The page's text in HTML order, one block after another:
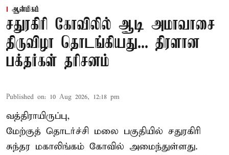
ஆன்மிகம்
சதுரகிரி கோவிலில் ஆடி அமாவாசை
திருவிழா தொடங்கியது... திரளான
பக்தர்கள் தரிசனம்
Published on: 10 Aug 2026, 12:18 pm
வத்திராயிருப்பு,
மேற்குத் தொடர்ச்சி மலை பகுதியில் சதுரகிரி
சுந்தர மகாலிங்கம் கோவில் அமைந்துள்ளது.